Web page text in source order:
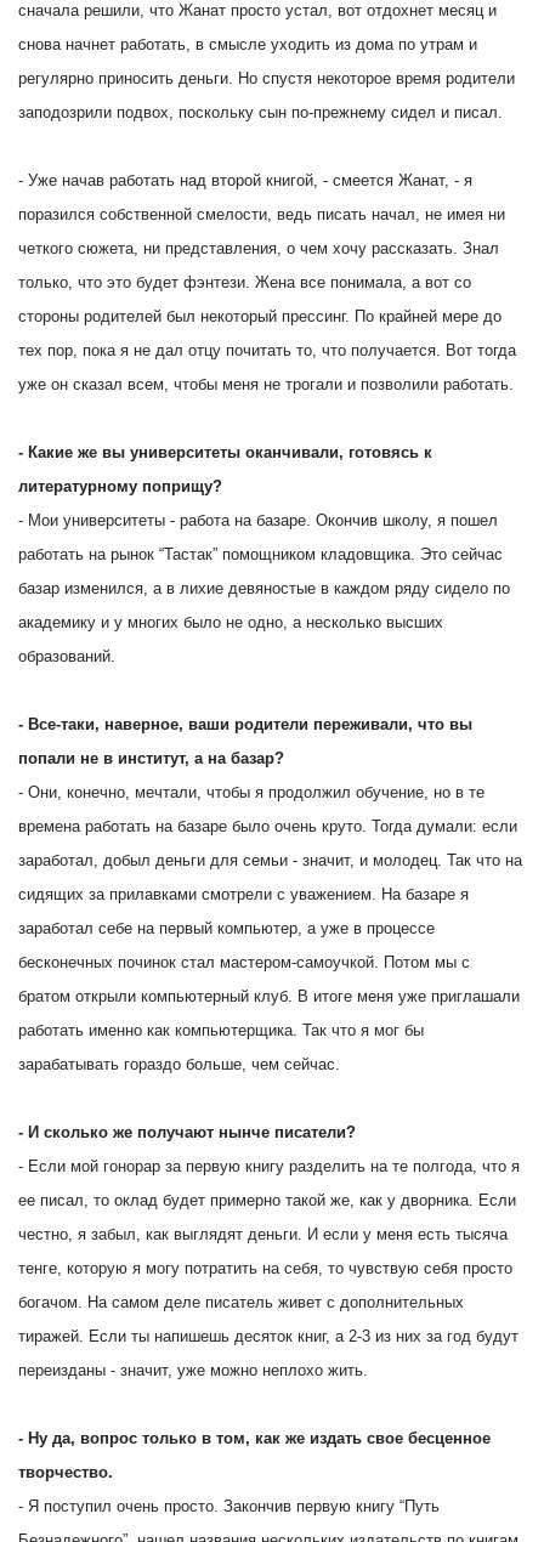
сначала решили, что Жанат просто устал, вот отдохнет месяц и
снова начнет работать, в смысле уходить из дома по утрам и
регулярно приносить деньги. Но спустя некоторое время родители
заподозрили подвох, поскольку сын по-прежнему сидел и писал.
- Уже начав работать над второй книгой, - смеется Жанат, - я
поразился собственной смелости, ведь писать начал, не имея ни
четкого сюжета, ни представления, о чем хочу рассказать. Знал
только, что это будет фэнтези. Жена все понимала, а вот со
стороны родителей был некоторый прессинг. По крайней мере до
тех пор, пока я не дал отцу почитать то, что получается. Вот тогда
уже он сказал всем, чтобы меня не трогали и позволили работать.
- Какие же вы университеты оканчивали, готовясь к
литературному поприщу?
- Мои университеты - работа на базаре. Окончив школу, я пошел
работать на рынок “Тастак” помощником кладовщика. Это сейчас
базар изменился, а в лихие девяностые в каждом ряду сидело по
академику и у многих было не одно, а несколько высших
образований.
- Все-таки, наверное, ваши родители переживали, что вы
попали не в институт, а на базар?
- Они, конечно, мечтали, чтобы я продолжил обучение, но в те
времена работать на базаре было очень круто. Тогда думали: если
заработал, добыл деньги для семьи - значит, и молодец. Так что на
сидящих за прилавками смотрели с уважением. На базаре я
заработал себе на первый компьютер, а уже в процессе
бесконечных починок стал мастером-самоучкой. Потом мы с
братом открыли компьютерный клуб. В итоге меня уже приглашали
работать именно как компьютерщика. Так что я мог бы
зарабатывать гораздо больше, чем сейчас.
- И сколько же получают нынче писатели?
- Если мой гонорар за первую книгу разделить на те полгода, что я
ее писал, то оклад будет примерно такой же, как у дворника. Если
честно, я забыл, как выглядят деньги. И если у меня есть тысяча
тенге, которую я могу потратить на себя, то чувствую себя просто
богачом. На самом деле писатель живет с дополнительных
тиражей. Если ты напишешь десяток книг, а 2-3 из них за год будут
переизданы - значит, уже можно неплохо жить.
- Ну да, вопрос только в том, как же издать свое бесценное
творчество.
- Я поступил очень просто. Закончив первую книгу “Путь